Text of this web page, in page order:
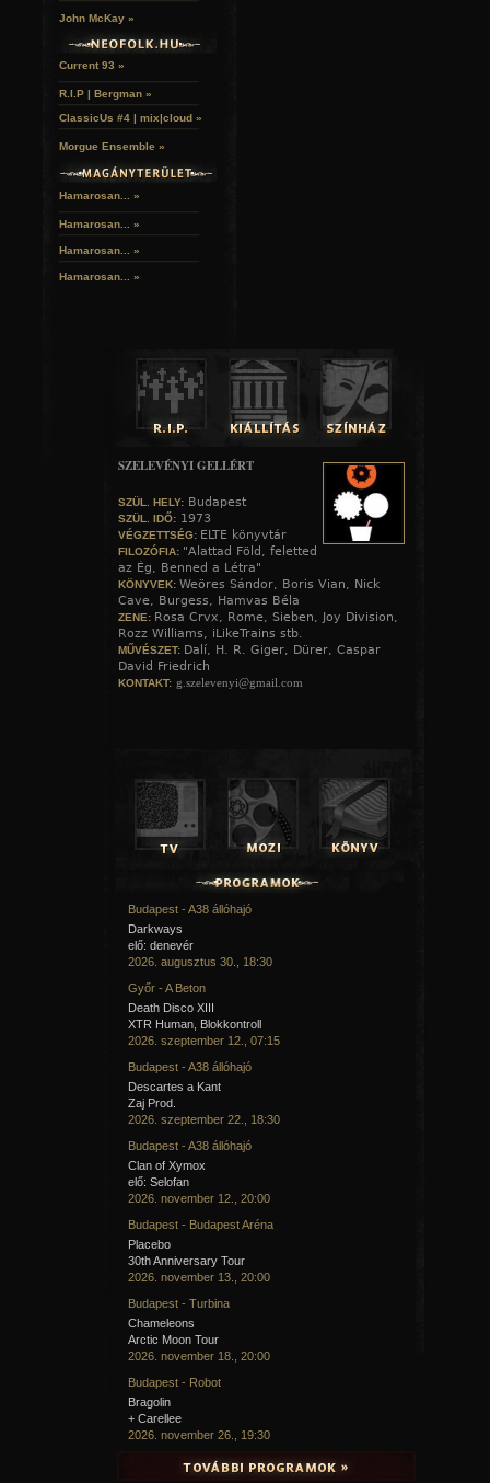
John McKay »
Current 93 »
R.I.P | Bergman »
ClassicUs #4 | mix|cloud »
Morgue Ensemble »
Hamarosan... »
Hamarosan... »
Hamarosan... »
Hamarosan... »
SZELEVÉNYI GELLÉRT
SZÜL. HELY: Budapest
SZÜL. IDŐ: 1973
VÉGZETTSÉG: ELTE könyvtár
FILOZÓFIA: "Alattad Föld, feletted
az Ég, Benned a Létra"
KÖNYVEK: Weöres Sándor, Boris Vian, Nick
Cave, Burgess, Hamvas Béla
ZENE: Rosa Crvx, Rome, Sieben, Joy Division,
Rozz Williams, iLikeTrains stb.
MŰVÉSZET: Dalí, H. R. Giger, Dürer, Caspar
David Friedrich
KONTAKT: g.szelevenyi@gmail.com
Budapest - A38 állóhajó
Darkways
elő: denevér
2026. augusztus 30., 18:30
Győr - A Beton
Death Disco XIII
XTR Human, Blokkontroll
2026. szeptember 12., 07:15
Budapest - A38 állóhajó
Descartes a Kant
Zaj Prod.
2026. szeptember 22., 18:30
Budapest - A38 állóhajó
Clan of Xymox
elő: Selofan
2026. november 12., 20:00
Budapest - Budapest Aréna
Placebo
30th Anniversary Tour
2026. november 13., 20:00
Budapest - Turbina
Chameleons
Arctic Moon Tour
2026. november 18., 20:00
Budapest - Robot
Bragolin
+ Carellee
2026. november 26., 19:30